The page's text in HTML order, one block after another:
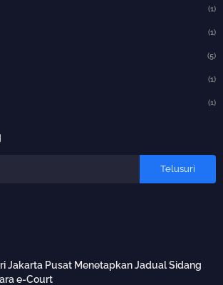
(1)
(1)
(5)
(1)
(1)
Jakarta Pusat Menetapkan Jadual Sidang
e-Court